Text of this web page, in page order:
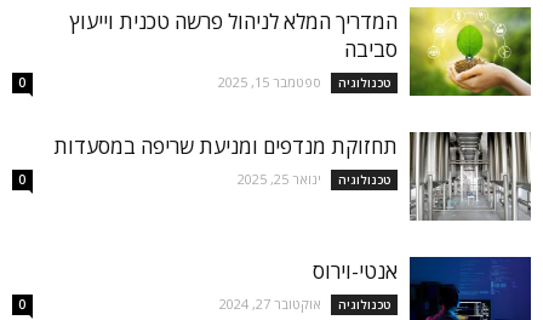
המדריך המלא לניהול פרשה טכנית וייעוץ
סביבה
טכנולוגיה ספטמבר 15, 2025 0
תחזוקת מנדפים ומניעת שריפה במסעדות
טכנולוגיה ינואר 25, 2025 0
אנטי-וירוס
טכנולוגיה אוקטובר 27, 2024 0